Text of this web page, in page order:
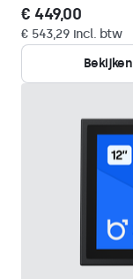
€ 449,00
€ 543,29 incl. btw
Bekijken